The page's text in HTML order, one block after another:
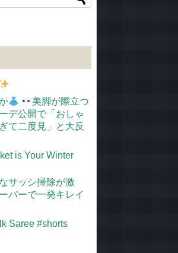
美脚が際立つ
デ公開で「おしゃ
て二度見」と大反
is Your Winter
サッシ掃除が激
パーで一発キレイ
Saree #shorts